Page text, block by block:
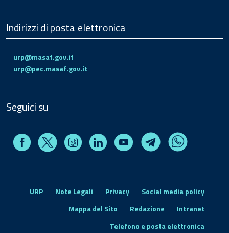
Indirizzi di posta elettronica
urp@masaf.gov.it
urp@pec.masaf.gov.it
Seguici su
FacebookX InstagramLinkedin Youtube TelegramWhatsapp
URP Note Legali Privacy
Social media policy
Mappa del Sito
Redazione
Intranet
Telefono e posta elettronica